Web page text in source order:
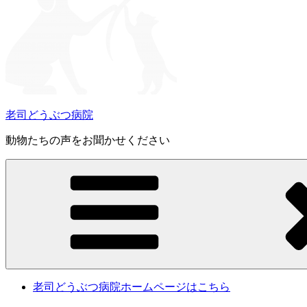
老司どうぶつ病院
動物たちの声をお聞かせください
老司どうぶつ病院ホームページはこちら